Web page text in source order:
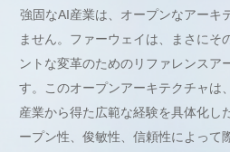
強固なAI産業は、オープンなアーキ
ません。ファーウェイは、まさにそ
ントな変革のためのリファレンスア
す。このオープンアーキテクチャは
産業から得た広範な経験を具体化し
ープン性、俊敏性、信頼性によって